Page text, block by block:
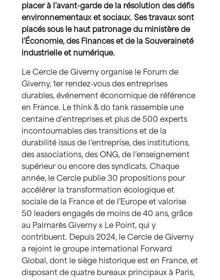
placer à l’avant-garde de la résolution des défis
environnementaux et sociaux. Ses travaux sont
placés sous le haut patronage du ministère de
l’Économie, des Finances et de la Souveraineté
industrielle et numérique.
Le Cercle de Giverny organise le Forum de
Giverny, 1er rendez-vous des entreprises
durables, événement économique de référence
en France. Le think & do tank rassemble une
centaine d’entreprises et plus de 500 experts
incontournables des transitions et de la
durabilité issus de l’entreprise, des institutions,
des associations, des ONG, de l’enseignement
supérieur ou encore des syndicats. Chaque
année, le Cercle publie 30 propositions pour
accélérer la transformation écologique et
sociale de la France et de l’Europe et valorise
50 leaders engagés de moins de 40 ans, grâce
au Palmarès Giverny x Le Point, qui y
contribuent. Depuis 2024, le Cercle de Giverny
a rejoint le groupe international Forward
Global, dont le siège historique est en France, et
disposant de quatre bureaux principaux à Paris,